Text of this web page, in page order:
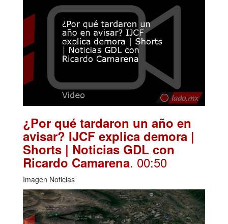
¿Por qué tardaron un año en
avisar? IJCF explica demora |
Shorts | Noticias GDL con
Ricardo Camarena. 00:50
Imagen Noticias